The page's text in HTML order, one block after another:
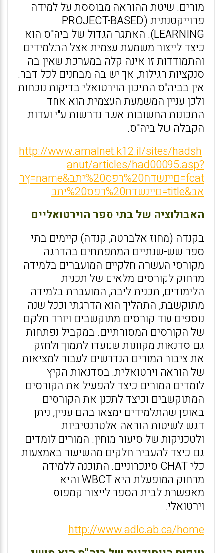
מורים. שיטת ההוראה מבוססת על למידה
פרוייקטנתית (PROJECT-BASED
LEARNING). האתגר הגדול של ביה"ס הוא
כיצד לייצור משמעת עצמית אצל התלמידים
והתמודדות זו אינה קלה במערכת שאין בה
סנקציות רגילות, אך יש בה מבחנים לכל דבר.
אין בביה"ס התיכון הוירטואלי בדיקות נוכחות
ולכן עניין המשמעת העצמית הוא אחד
התכונות החשובות אשר נדרשות ע"י ועדות
הקבלה של ביה"ס.
http://www.amalnet.k12.il/sites/hadsh
anut/articles/had00095.asp?
fcat=םיינשדח%20רפס%20יתב&name=ץר
אב&title=םיינשדח%20רפס%20יתב
האבולוציה של בתי ספר הוירטואליים
בקנדה (מחוז אלברטה, קנדה) קיימים בתי
ספר שש-שנתיים המתפתחים בהדרגה
מקורסי העשרה חלקיים המועברים בלמידה
מרחוק לקורסים מלאים של תכנית
הלימודים, תכנית ליבה, המועברת בלמידה
מתוקשבת, התהליך הוא הדרגתי וככל שנה
נוספים עוד קורסים מתוקשבים ויורד חלקם
של הקורסים המסורתיים. במקביל נפתחות
גם סדנאות מקוונות שנועדו לתמוך ולחזק
את ציבור המורים הנדרשים לעבור למציאות
של הוראה וירטואלית. בסדנאות הקיץ
לומדים המורים כיצד להפעיל את הקורסים
המתוקשבים וכיצד לתכנן את הקורסים
באופן שהתלמידים ימצאו בהם עניין, ניתן
דגש לשיטות הוראה אלטרנטיביות
ולטכניקות של סיעור מוחין. המורים לומדים
גם כיצד להעביר חלקים מהשיעור באמצעות
כלי CHAT סינכרוניים. התוכנה ללמידה
מרחוק המופעלת היא WBCT והיא
מאפשרת לבית הספר לייצור קמפוס
וירטואלי.
http://www.adlc.ab.ca/home